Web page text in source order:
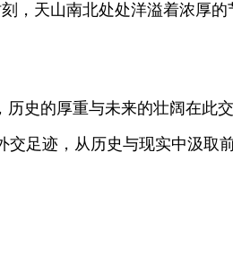
天山南北处处洋溢着浓厚的
史的厚重与未来的壮阔在此
足迹，从历史与现实中汲取前